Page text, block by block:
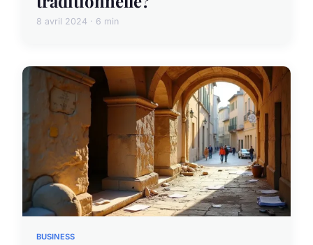
8 avril 2024 · 6 min
BUSINESS